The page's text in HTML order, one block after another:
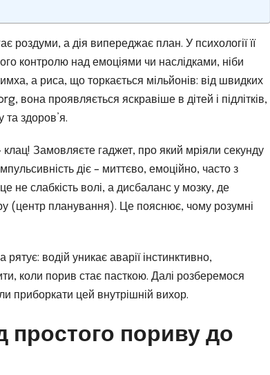
роздуми, а дія випереджає план. У психології її
контролю над емоціями чи наслідками, ніби
а риса, що торкається мільйонів: від швидких
вона проявляється яскравіше в дітей і підлітків,
здоров’я.
клац! Замовляєте гаджет, про який мріяли секунду
діє – миттєво, емоційно, часто з
не слабкість волі, а дисбаланс у мозку, де
(центр планування). Це пояснює, чому розумні
водій уникає аварії інстинктивно,
коли порив стає пасткою. Далі розберемося
приборкати цей внутрішній вихор.
простого пориву до